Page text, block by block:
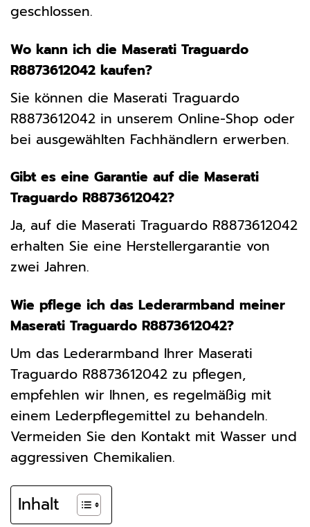
geschlossen.
Wo kann ich die Maserati Traguardo
R8873612042 kaufen?
Sie können die Maserati Traguardo
R8873612042 in unserem Online-Shop oder
bei ausgewählten Fachhändlern erwerben.
Gibt es eine Garantie auf die Maserati
Traguardo R8873612042?
Ja, auf die Maserati Traguardo R8873612042
erhalten Sie eine Herstellergarantie von
zwei Jahren.
Wie pflege ich das Lederarmband meiner
Maserati Traguardo R8873612042?
Um das Lederarmband Ihrer Maserati
Traguardo R8873612042 zu pflegen,
empfehlen wir Ihnen, es regelmäßig mit
einem Lederpflegemittel zu behandeln.
Vermeiden Sie den Kontakt mit Wasser und
aggressiven Chemikalien.
Inhalt